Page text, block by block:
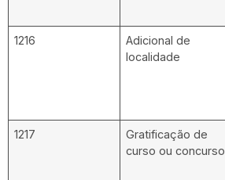
1216
Adicional de
localidade
1217
Gratificação de
curso ou concurso